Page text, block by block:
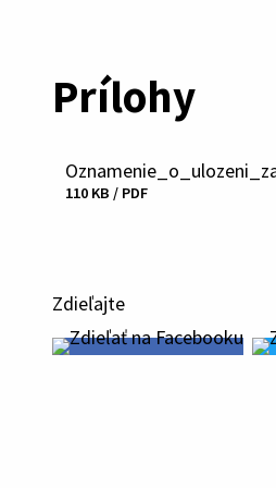
Prílohy
Stiahnuť
110 KB / PDF
Zdieľajte